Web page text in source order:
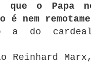
que o Papa
é nem
a do
Reinhard